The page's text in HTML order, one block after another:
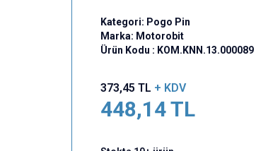
Kategori: Pogo Pin
Marka: Motorobit
Ürün Kodu : KOM.KNN.13.000089
373,45 TL + KDV
448,14TL